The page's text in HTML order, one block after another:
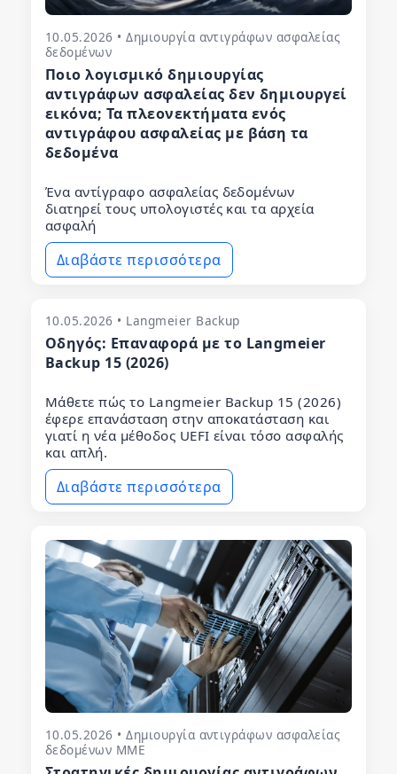
10.05.2026 • Δημιουργία αντιγράφων ασφαλείας
δεδομένων
Ποιο λογισμικό δημιουργίας
αντιγράφων ασφαλείας δεν δημιουργεί
εικόνα; Τα πλεονεκτήματα ενός
αντιγράφου ασφαλείας με βάση τα
δεδομένα
Ένα αντίγραφο ασφαλείας δεδομένων
διατηρεί τους υπολογιστές και τα αρχεία
ασφαλή
Διαβάστε περισσότερα
10.05.2026 • Langmeier Backup
Οδηγός: Επαναφορά με το Langmeier
Backup 15 (2026)
Μάθετε πώς το Langmeier Backup 15 (2026)
έφερε επανάσταση στην αποκατάσταση και
γιατί η νέα μέθοδος UEFI είναι τόσο ασφαλής
και απλή.
Διαβάστε περισσότερα
10.05.2026 • Δημιουργία αντιγράφων ασφαλείας
δεδομένων ΜΜΕ